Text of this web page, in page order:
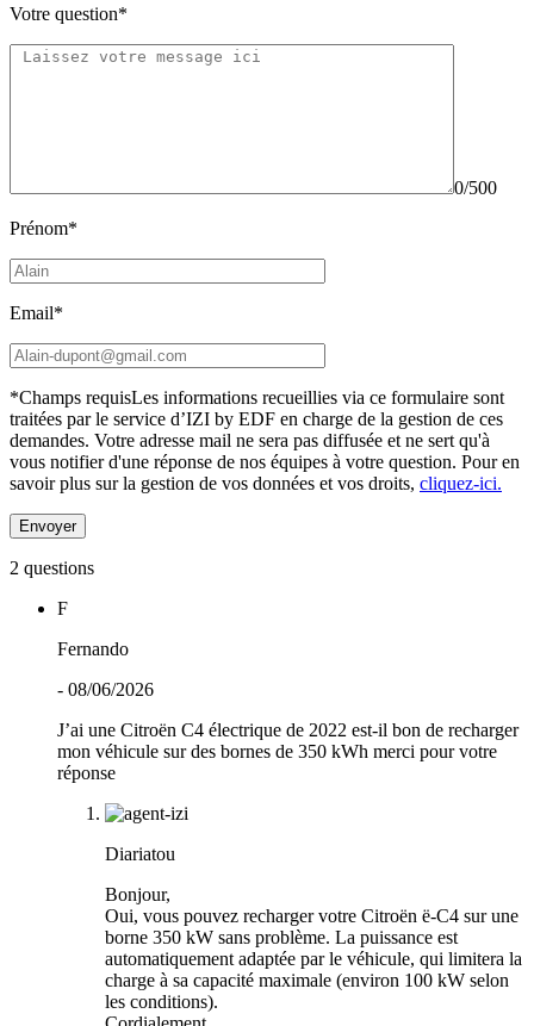
Votre question*
0/500
Prénom*
Email*
*Champs requisLes informations recueillies via ce formulaire sont
traitées par le service d’IZI by EDF en charge de la gestion de ces
demandes. Votre adresse mail ne sera pas diffusée et ne sert qu'à
vous notifier d'une réponse de nos équipes à votre question. Pour en
savoir plus sur la gestion de vos données et vos droits, cliquez-ici.
2 questions
F
Fernando
- 08/06/2026
J’ai une Citroën C4 électrique de 2022 est-il bon de recharger
mon véhicule sur des bornes de 350 kWh merci pour votre
réponse
Diariatou
Bonjour,
Oui, vous pouvez recharger votre Citroën ë-C4 sur une
borne 350 kW sans problème. La puissance est
automatiquement adaptée par le véhicule, qui limitera la
charge à sa capacité maximale (environ 100 kW selon
les conditions).